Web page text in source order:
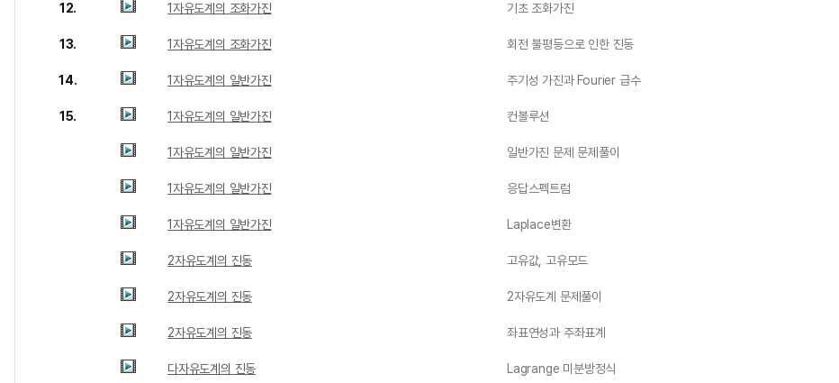
12. 1자유도계의 조화가진 기초 조화가진
13. 1자유도계의 조화가진 회전 불평등으로 인한 진동
14. 1자유도계의 일반가진 주기성 가진과 Fourier 급수
15. 1자유도계의 일반가진 컨볼루션
1자유도계의 일반가진 일반가진 문제 문제풀이
1자유도계의 일반가진 응답스펙트럼
1자유도계의 일반가진 Laplace변환
2자유도계의 진동 고유값, 고유모드
2자유도계의 진동 2자유도계 문제풀이
2자유도계의 진동 좌표연성과 주좌표계
다자유도계의 진동 Lagrange 미분방정식